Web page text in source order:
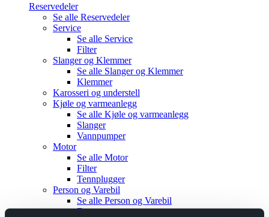
Reservedeler
Se alle Reservedeler
Service
Se alle Service
Filter
Slanger og Klemmer
Se alle Slanger og Klemmer
Klemmer
Karosseri og understell
Kjøle og varmeanlegg
Se alle Kjøle og varmeanlegg
Slanger
Vannpumper
Motor
Se alle Motor
Filter
Tennplugger
Person og Varebil
Se alle Person og Varebil
Brems